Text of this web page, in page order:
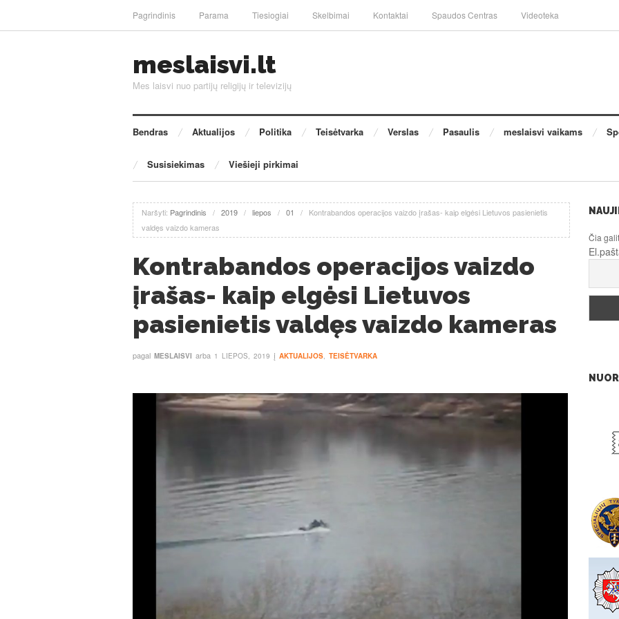
Pagrindinis Parama Tiesiogiai Skelbimai Kontaktai Spaudos Centras Videoteka
meslaisvi.lt
Mes laisvi nuo partijų religijų ir televizijų
Bendras Aktualijos Politika Teisėtvarka Verslas Pasaulis meslaisvi vaikams
Susisiekimas Viešieji pirkimai
Naršyti: Pagrindinis / 2019 / liepos / 01 /
Kontrabandos operacijos vaizdo įrašas- kaip elgėsi Lietuvos pasienietis
valdęs vaizdo kameras
Kontrabandos operacijos vaizdo
įrašas- kaip elgėsi Lietuvos
pasienietis valdęs vaizdo kameras
pagal MESLAISVI arba 1 LIEPOS, 2019 į AKTUALIJOS, TEISĖTVARKA
Čia